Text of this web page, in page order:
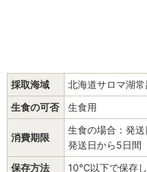
採取海域
北海道サロマ湖
生食の可否
生食用
消費期限
生食の場合：発
発送日から5日間
保存方法
10℃以下で保存